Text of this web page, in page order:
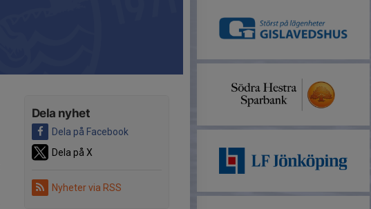
Dela nyhet
Dela på Facebook
Dela på X
Nyheter via RSS